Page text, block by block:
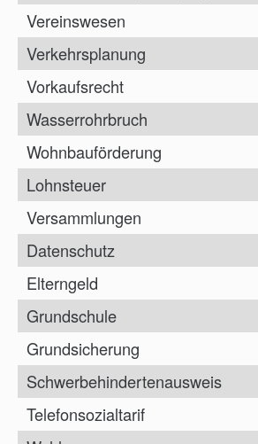
Vereinswesen
Verkehrsplanung
Vorkaufsrecht
Wasserrohrbruch
Wohnbauförderung
Lohnsteuer
Versammlungen
Datenschutz
Elterngeld
Grundschule
Grundsicherung
Schwerbehindertenausweis
Telefonsozialtarif